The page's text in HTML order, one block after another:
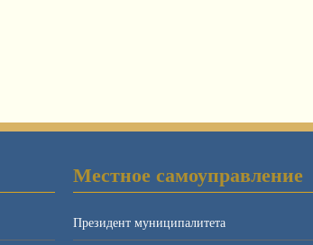
Местное самоуправление
Президент муниципалитета